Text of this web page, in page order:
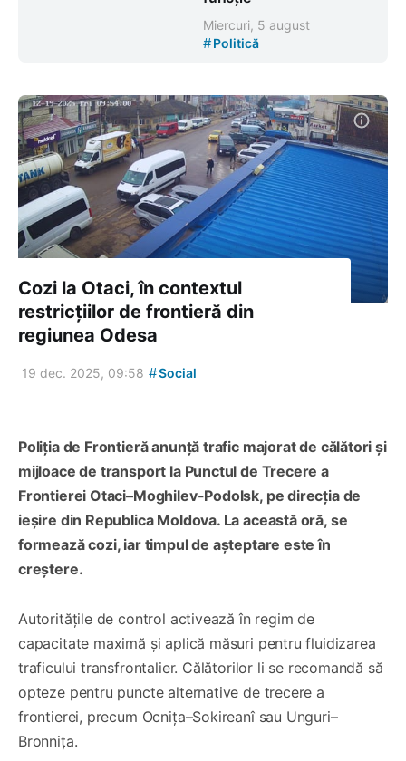
Miercuri, 5 august
#Politică
Cozi la Otaci, în contextul
restricțiilor de frontieră din
regiunea Odesa
19 dec. 2025, 09:58 #Social
Poliția de Frontieră anunță trafic majorat de călători și
mijloace de transport la Punctul de Trecere a
Frontierei Otaci–Moghilev-Podolsk, pe direcția de
ieșire din Republica Moldova. La această oră, se
formează cozi, iar timpul de așteptare este în
creștere.
Autoritățile de control activează în regim de
capacitate maximă și aplică măsuri pentru fluidizarea
traficului transfrontalier. Călătorilor li se recomandă să
opteze pentru puncte alternative de trecere a
frontierei, precum Ocnița–Sokireanî sau Unguri–
Bronnița.